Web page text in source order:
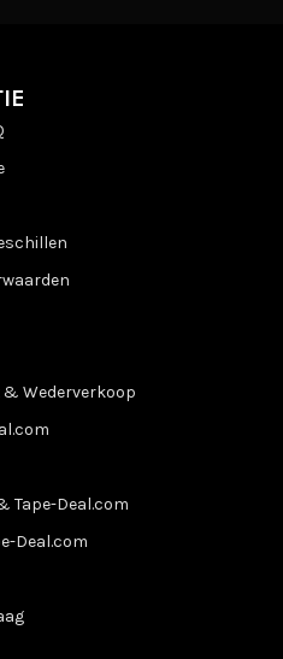
Wederverkoop
Tape-Deal.com
Deal.com